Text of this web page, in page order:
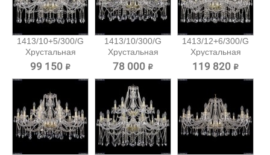
1413/10+5/300/G
Хрустальная
подвесная...
99 150 ₽
1413/10/300/G
Хрустальная
подвесная...
78 000 ₽
1413/12+6/300/G
Хрустальная
подвесная...
119 820 ₽